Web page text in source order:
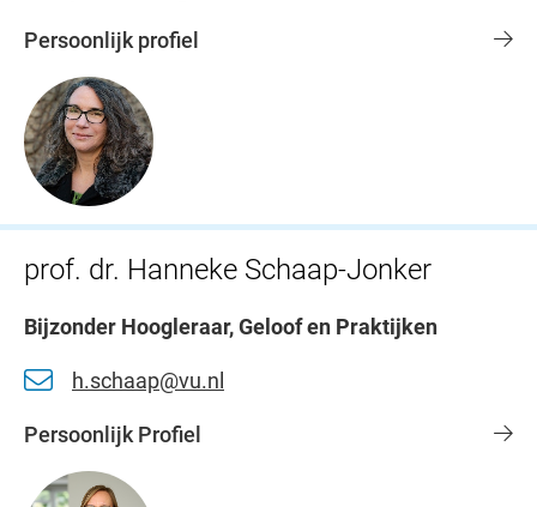
Persoonlijk profiel
prof. dr. Hanneke Schaap-Jonker
Bijzonder Hoogleraar, Geloof en Praktijken
h.schaap@vu.nl
Persoonlijk Profiel